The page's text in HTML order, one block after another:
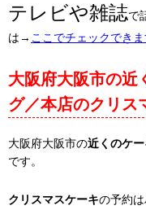
テレビや雑誌で
は→ ここでチェックできま
大阪府大阪市の近
グ／本店のクリス
大阪府大阪市の近くのケ
です。
クリスマスケーキの予約